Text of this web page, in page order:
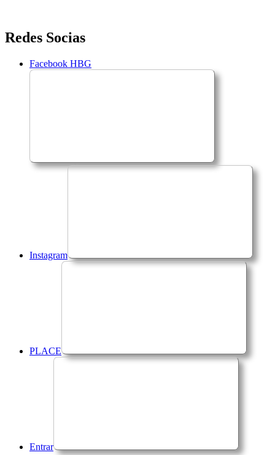
Saltar
para
conteúdo
Redes Socias
Facebook HBG
Instagram
PLACE
Entrar